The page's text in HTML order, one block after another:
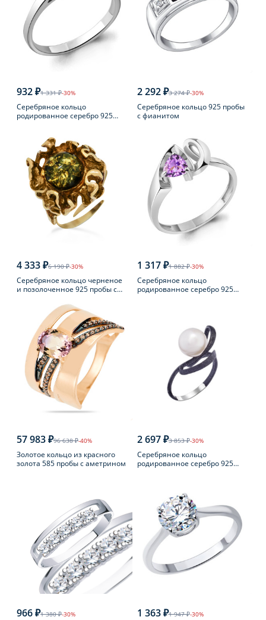
932 ₽1 331 ₽-30%
Серебряное кольцо
родированное серебро 925
2 292 ₽3 274 ₽-30%
Серебряное кольцо 925 пробы
с фианитом
4 333 ₽6 190 ₽-30%
Серебряное кольцо черненое
и позолоченное 925 пробы с
1 317 ₽1 882 ₽-30%
Серебряное кольцо
родированное серебро 925
57 983 ₽96 638 ₽-40%
Золотое кольцо из красного
золота 585 пробы с аметрином
2 697 ₽3 853 ₽-30%
Серебряное кольцо
родированное серебро 925
966 ₽1 380 ₽-30% 1 363 ₽1 947 ₽-30%